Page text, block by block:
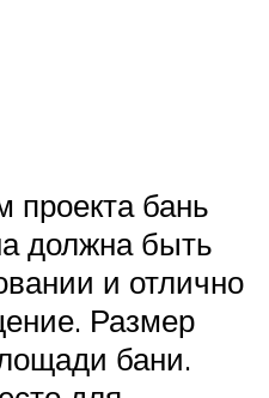
проекта бань
должна быть
и отлично
Размер
бани.